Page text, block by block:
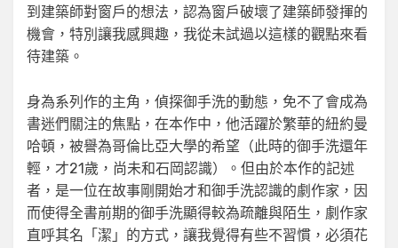
到建築師對窗戶的想法，認為窗戶破壞了建築師發揮的
機會，特別讓我感興趣，我從未試過以這樣的觀點來看
待建築。
身為系列作的主角，偵探御手洗的動態，免不了會成為
書迷們關注的焦點，在本作中，他活躍於繁華的紐約曼
哈頓，被譽為哥倫比亞大學的希望（此時的御手洗還年
輕，才21歲，尚未和石岡認識）。但由於本作的記述
者，是一位在故事剛開始才和御手洗認識的劇作家，因
而使得全書前期的御手洗顯得較為疏離與陌生，劇作家
直呼其名「潔」的方式，讓我覺得有些不習慣，必須花